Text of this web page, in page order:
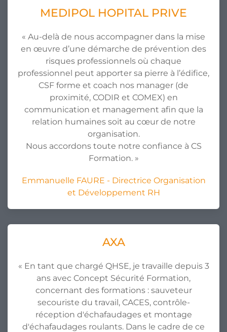
MEDIPOL HOPITAL PRIVE
« Au-delà de nous accompagner dans la mise
en œuvre d’une démarche de prévention des
risques professionnels où chaque
professionnel peut apporter sa pierre à l’édifice,
CSF forme et coach nos manager (de
proximité, CODIR et COMEX) en
communication et management afin que la
relation humaines soit au cœur de notre
organisation.
Nous accordons toute notre confiance à CS
Formation. »
Emmanuelle FAURE - Directrice Organisation
et Développement RH
AXA
« En tant que chargé QHSE, je travaille depuis 3
ans avec Concept Sécurité Formation,
concernant des formations : sauveteur
secouriste du travail, CACES, contrôle-
réception d'échafaudages et montage
d'échafaudages roulants. Dans le cadre de ce